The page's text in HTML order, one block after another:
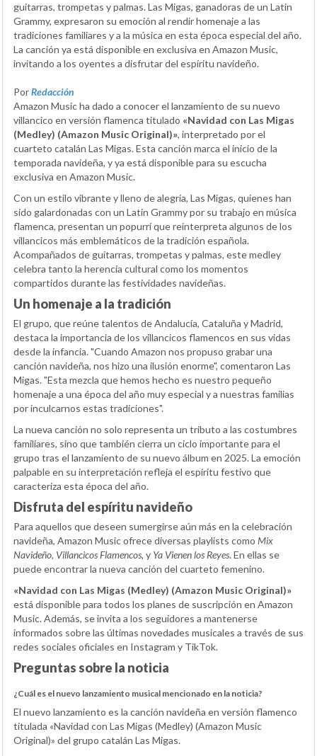
guitarras, trompetas y palmas. Las Migas, ganadoras de un Latin
Grammy, expresaron su emoción al rendir homenaje a las
tradiciones familiares y a la música en esta época especial del año.
La canción ya está disponible en exclusiva en Amazon Music,
invitando a los oyentes a disfrutar del espíritu navideño.
PorRedacción
Amazon Music ha dado a conocer el lanzamiento de su nuevo
villancico en versión flamenca titulado «Navidad con Las Migas
(Medley) (Amazon Music Original)», interpretado por el
cuarteto catalán Las Migas. Esta canción marca el inicio de la
temporada navideña, y ya está disponible para su escucha
exclusiva en Amazon Music.
Con un estilo vibrante y lleno de alegría, Las Migas, quienes han
sido galardonadas con un Latin Grammy por su trabajo en música
flamenca, presentan un popurrí que reinterpreta algunos de los
villancicos más emblemáticos de la tradición española.
Acompañados de guitarras, trompetas y palmas, este medley
celebra tanto la herencia cultural como los momentos
compartidos durante las festividades navideñas.
Un homenaje a la tradición
El grupo, que reúne talentos de Andalucía, Cataluña y Madrid,
destaca la importancia de los villancicos flamencos en sus vidas
desde la infancia. "Cuando Amazon nos propuso grabar una
canción navideña, nos hizo una ilusión enorme", comentaron Las
Migas. "Esta mezcla que hemos hecho es nuestro pequeño
homenaje a una época del año muy especial y a nuestras familias
por inculcarnos estas tradiciones".
La nueva canción no solo representa un tributo a las costumbres
familiares, sino que también cierra un ciclo importante para el
grupo tras el lanzamiento de su nuevo álbum en 2025. La emoción
palpable en su interpretación refleja el espíritu festivo que
caracteriza esta época del año.
Disfruta del espíritu navideño
Para aquellos que deseen sumergirse aún más en la celebración
navideña, Amazon Music ofrece diversas playlists como Mix
Navideño, Villancicos Flamencos, y Ya Vienen los Reyes. En ellas se
puede encontrar la nueva canción del cuarteto femenino.
«Navidad con Las Migas (Medley) (Amazon Music Original)»
está disponible para todos los planes de suscripción en Amazon
Music. Además, se invita a los seguidores a mantenerse
informados sobre las últimas novedades musicales a través de sus
redes sociales oficiales en Instagram y TikTok.
Preguntas sobre la noticia
¿Cuál es el nuevo lanzamiento musical mencionado en la noticia?
El nuevo lanzamiento es la canción navideña en versión flamenco
titulada «Navidad con Las Migas (Medley) (Amazon Music
Original)» del grupo catalán Las Migas.